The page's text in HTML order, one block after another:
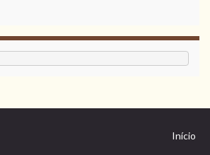
Início